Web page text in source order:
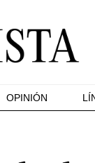
OPINIÓN